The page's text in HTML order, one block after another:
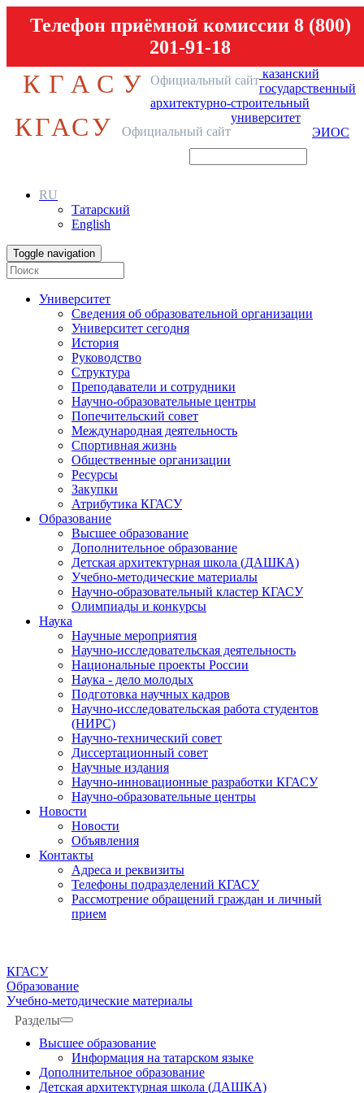
Телефон приёмной комиссии 8 (800)
201-91-18
КГАСУ Официальный сайт казанский
государственный
архитектурно-строительный
университет
КГАСУ Официальный сайт ЭИОС
RU
Татарский
English
Toggle navigation
Университет
Сведения об образовательной организации
Университет сегодня
История
Руководство
Структура
Преподаватели и сотрудники
Научно-образовательные центры
Попечительский совет
Международная деятельность
Спортивная жизнь
Общественные организации
Ресурсы
Закупки
Атрибутика КГАСУ
Образование
Высшее образование
Дополнительное образование
Детская архитектурная школа (ДАШКА)
Учебно-методические материалы
Научно-образовательный кластер КГАСУ
Олимпиады и конкурсы
Наука
Научные мероприятия
Научно-исследовательская деятельность
Национальные проекты России
Наука - дело молодых
Подготовка научных кадров
Научно-исследовательская работа студентов
(НИРС)
Научно-технический совет
Диссертационный совет
Научные издания
Научно-инновационные разработки КГАСУ
Научно-образовательные центры
Новости
Новости
Объявления
Контакты
Адреса и реквизиты
Телефоны подразделений КГАСУ
Рассмотрение обращений граждан и личный
прием
КГАСУ
Образование
Учебно-методические материалы
Разделы
Высшее образование
Информация на татарском языке
Дополнительное образование
Детская архитектурная школа (ДАШКА)